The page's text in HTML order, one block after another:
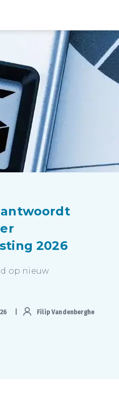
2026
op nieuw
Filip Vandenberghe